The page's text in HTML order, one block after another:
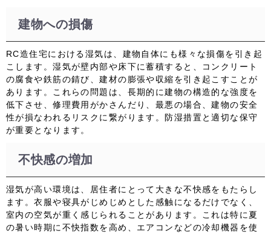
建物への損傷
RC造住宅における湿気は、建物自体にも様々な損傷を引き起
こします。湿気が壁内部や床下に蓄積すると、コンクリート
の腐食や鉄筋の錆び、建材の膨張や収縮を引き起こすことが
あります。これらの問題は、長期的に建物の構造的な強度を
低下させ、修理費用がかさんだり、最悪の場合、建物の安全
性が損なわれるリスクに繋がります。防湿措置と適切な保守
が重要となります。
不快感の増加
湿気が高い環境は、居住者にとって大きな不快感をもたらし
ます。衣服や寝具がじめじめとした感触になるだけでなく、
室内の空気が重く感じられることがあります。これは特に夏
の暑い時期に不快指数を高め、エアコンなどの冷却機器を使